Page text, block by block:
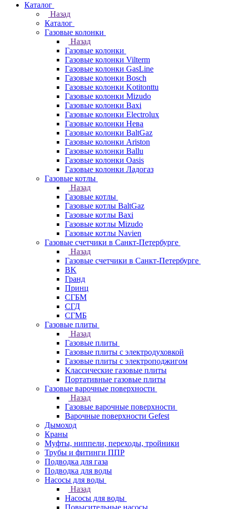
Каталог
Назад
Каталог
Газовые колонки
Назад
Газовые колонки
Газовые колонки Vilterm
Газовые колонки GasLine
Газовые колонки Bosch
Газовые колонки Kotitonttu
Газовые колонки Mizudo
Газовые колонки Baxi
Газовые колонки Electrolux
Газовые колонки Нева
Газовые колонки BaltGaz
Газовые колонки Ariston
Газовые колонки Ballu
Газовые колонки Oasis
Газовые колонки Ладогаз
Газовые котлы
Назад
Газовые котлы
Газовые котлы BaltGaz
Газовые котлы Baxi
Газовые котлы Mizudo
Газовые котлы Navien
Газовые счетчики в Санкт-Петербурге
Назад
Газовые счетчики в Санкт-Петербурге
BK
Гранд
Принц
СГБМ
СГД
СГМБ
Газовые плиты
Назад
Газовые плиты
Газовые плиты с электродуховкой
Газовые плиты с электроподжигом
Классические газовые плиты
Портативные газовые плиты
Газовые варочные поверхности
Назад
Газовые варочные поверхности
Варочные поверхности Gefest
Дымоход
Краны
Муфты, ниппели, переходы, тройники
Трубы и фитинги ППР
Подводка для газа
Подводка для воды
Насосы для воды
Назад
Насосы для воды
Повысительные насосы